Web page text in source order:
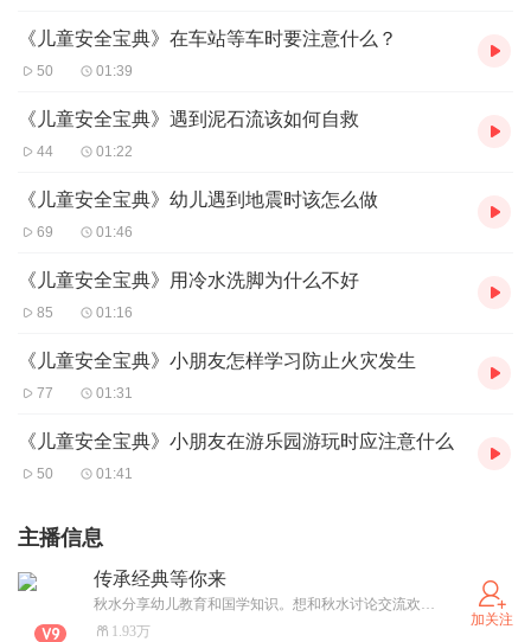
《儿童安全宝典》在车站等车时要注意什么？
50 01:39
《儿童安全宝典》遇到泥石流该如何自救
44 01:22
《儿童安全宝典》幼儿遇到地震时该怎么做
69 01:46
《儿童安全宝典》用冷水洗脚为什么不好
85 01:16
《儿童安全宝典》小朋友怎样学习防止火灾发生
77 01:31
《儿童安全宝典》小朋友在游乐园游玩时应注意什么
50 01:41
主播信息
传承经典等你来
秋水分享幼儿教育和国学知识。想和秋水讨论交流欢迎关注公众好秋水君曰（qiushuishuo）
1.93万
加关注